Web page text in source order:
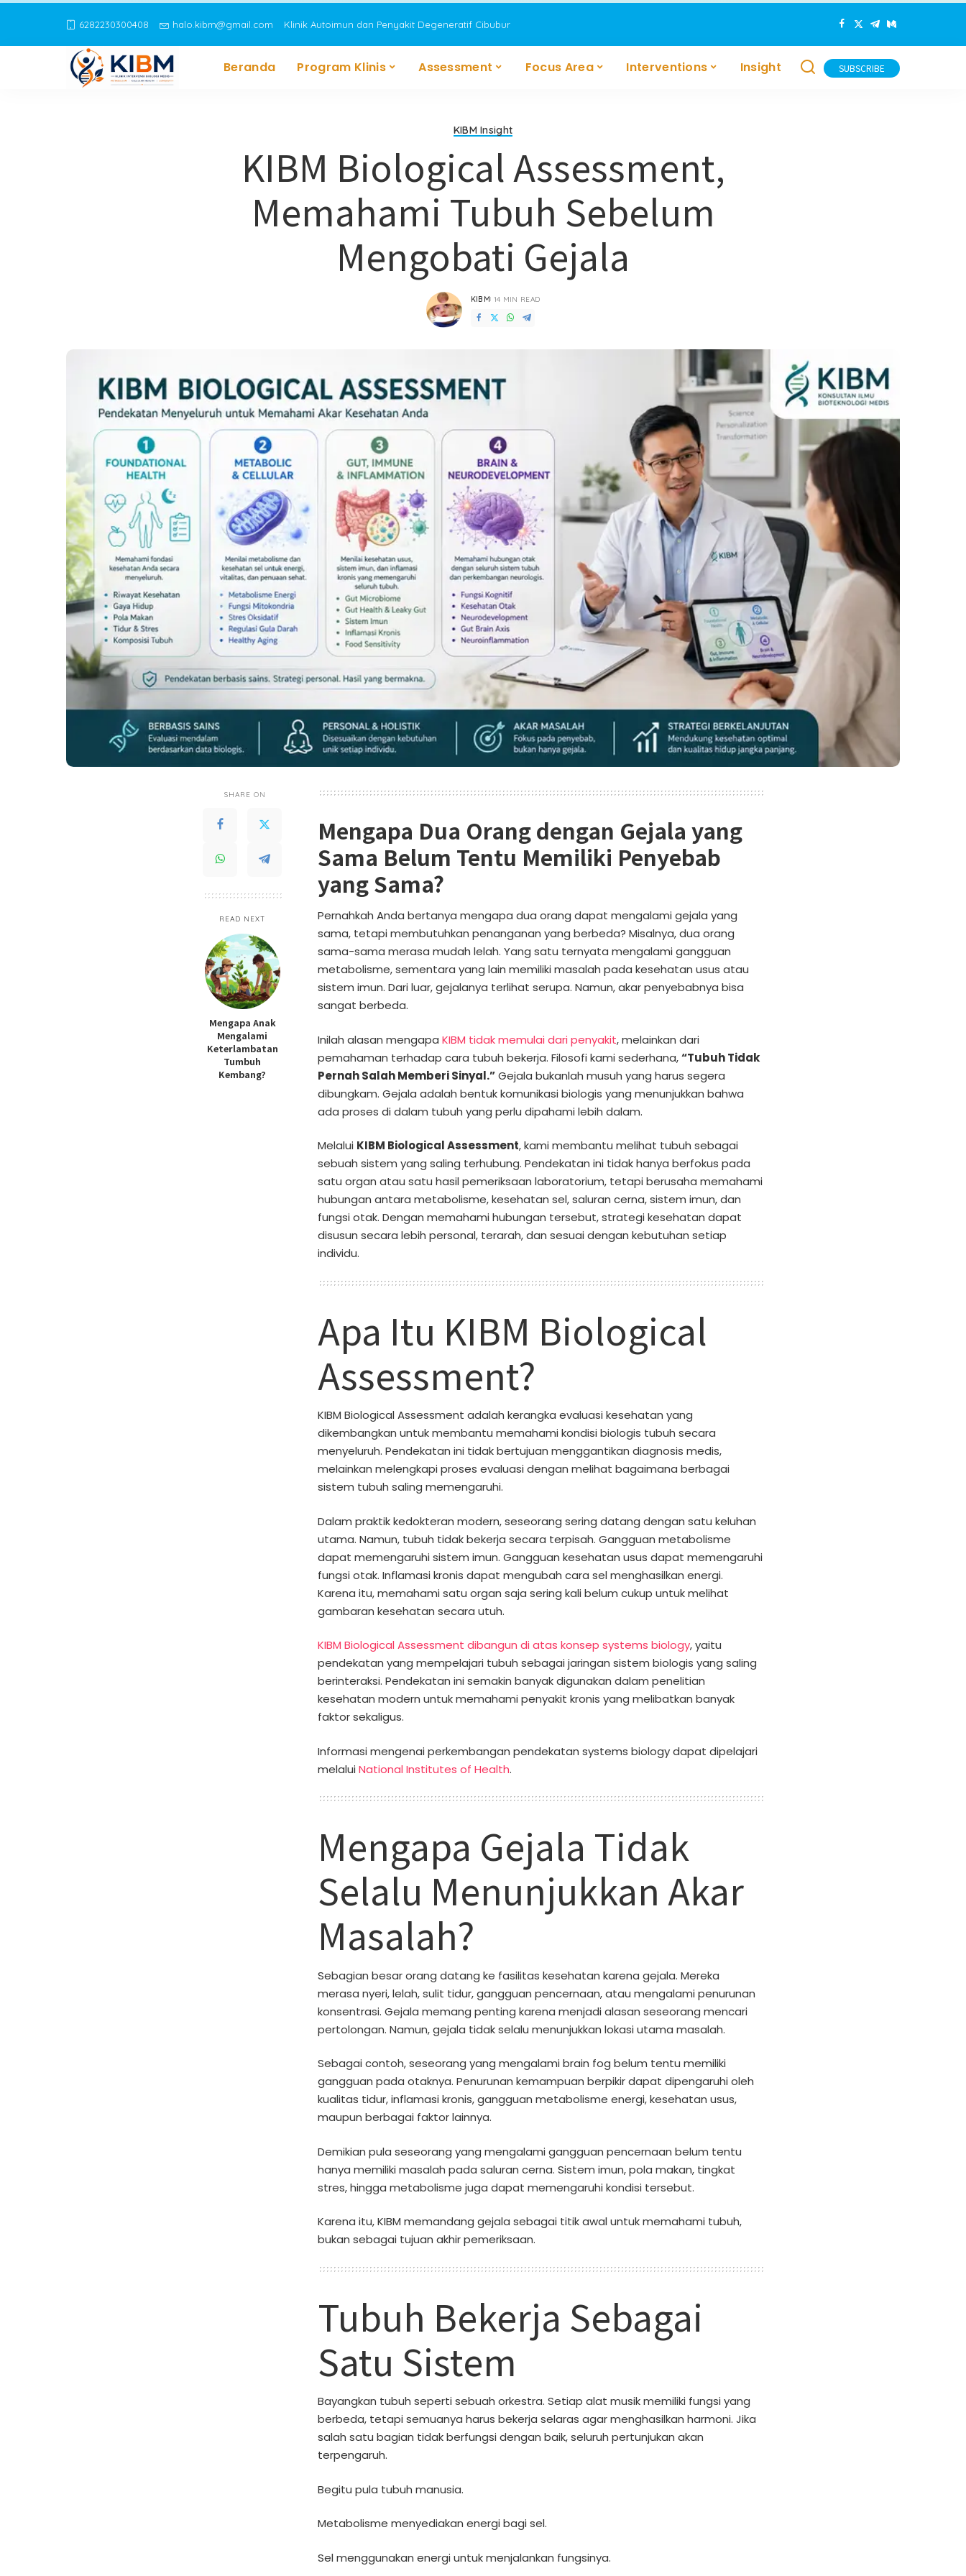
6282230300408 halo.kibm@gmail.com Klinik Autoimun dan Penyakit Degeneratif Cibubur
Beranda Program Klinis Assessment Focus Area Interventions Insight SUBSCRIBE
KIBM Insight
KIBM Biological Assessment,
Memahami Tubuh Sebelum
Mengobati Gejala
POSTED
BY
KIBM 14 MIN READ
SHARE ON
READ NEXT
Mengapa Anak
Mengalami
Keterlambatan
Tumbuh
Kembang?
Mengapa Dua Orang dengan Gejala yang
Sama Belum Tentu Memiliki Penyebab
yang Sama?
Pernahkah Anda bertanya mengapa dua orang dapat mengalami gejala yang
sama, tetapi membutuhkan penanganan yang berbeda? Misalnya, dua orang
sama-sama merasa mudah lelah. Yang satu ternyata mengalami gangguan
metabolisme, sementara yang lain memiliki masalah pada kesehatan usus atau
sistem imun. Dari luar, gejalanya terlihat serupa. Namun, akar penyebabnya bisa
sangat berbeda.
Inilah alasan mengapa KIBM tidak memulai dari penyakit, melainkan dari
pemahaman terhadap cara tubuh bekerja. Filosofi kami sederhana,“Tubuh Tidak
Pernah Salah Memberi Sinyal.”Gejala bukanlah musuh yang harus segera
dibungkam. Gejala adalah bentuk komunikasi biologis yang menunjukkan bahwa
ada proses di dalam tubuh yang perlu dipahami lebih dalam.
Melalui KIBM Biological Assessment, kami membantu melihat tubuh sebagai
sebuah sistem yang saling terhubung. Pendekatan ini tidak hanya berfokus pada
satu organ atau satu hasil pemeriksaan laboratorium, tetapi berusaha memahami
hubungan antara metabolisme, kesehatan sel, saluran cerna, sistem imun, dan
fungsi otak. Dengan memahami hubungan tersebut, strategi kesehatan dapat
disusun secara lebih personal, terarah, dan sesuai dengan kebutuhan setiap
individu.
Apa Itu KIBM Biological
Assessment?
KIBM Biological Assessment adalah kerangka evaluasi kesehatan yang
dikembangkan untuk membantu memahami kondisi biologis tubuh secara
menyeluruh. Pendekatan ini tidak bertujuan menggantikan diagnosis medis,
melainkan melengkapi proses evaluasi dengan melihat bagaimana berbagai
sistem tubuh saling memengaruhi.
Dalam praktik kedokteran modern, seseorang sering datang dengan satu keluhan
utama. Namun, tubuh tidak bekerja secara terpisah. Gangguan metabolisme
dapat memengaruhi sistem imun. Gangguan kesehatan usus dapat memengaruhi
fungsi otak. Inflamasi kronis dapat mengubah cara sel menghasilkan energi.
Karena itu, memahami satu organ saja sering kali belum cukup untuk melihat
gambaran kesehatan secara utuh.
KIBM Biological Assessment dibangun di atas konsep systems biology, yaitu
pendekatan yang mempelajari tubuh sebagai jaringan sistem biologis yang saling
berinteraksi. Pendekatan ini semakin banyak digunakan dalam penelitian
kesehatan modern untuk memahami penyakit kronis yang melibatkan banyak
faktor sekaligus.
Informasi mengenai perkembangan pendekatan systems biology dapat dipelajari
melalui National Institutes of Health.
Mengapa Gejala Tidak
Selalu Menunjukkan Akar
Masalah?
Sebagian besar orang datang ke fasilitas kesehatan karena gejala. Mereka
merasa nyeri, lelah, sulit tidur, gangguan pencernaan, atau mengalami penurunan
konsentrasi. Gejala memang penting karena menjadi alasan seseorang mencari
pertolongan. Namun, gejala tidak selalu menunjukkan lokasi utama masalah.
Sebagai contoh, seseorang yang mengalami brain fog belum tentu memiliki
gangguan pada otaknya. Penurunan kemampuan berpikir dapat dipengaruhi oleh
kualitas tidur, inflamasi kronis, gangguan metabolisme energi, kesehatan usus,
maupun berbagai faktor lainnya.
Demikian pula seseorang yang mengalami gangguan pencernaan belum tentu
hanya memiliki masalah pada saluran cerna. Sistem imun, pola makan, tingkat
stres, hingga metabolisme juga dapat memengaruhi kondisi tersebut.
Karena itu, KIBM memandang gejala sebagai titik awal untuk memahami tubuh,
bukan sebagai tujuan akhir pemeriksaan.
Tubuh Bekerja Sebagai
Satu Sistem
Bayangkan tubuh seperti sebuah orkestra. Setiap alat musik memiliki fungsi yang
berbeda, tetapi semuanya harus bekerja selaras agar menghasilkan harmoni. Jika
salah satu bagian tidak berfungsi dengan baik, seluruh pertunjukan akan
terpengaruh.
Begitu pula tubuh manusia.
Metabolisme menyediakan energi bagi sel.
Sel menggunakan energi untuk menjalankan fungsinya.